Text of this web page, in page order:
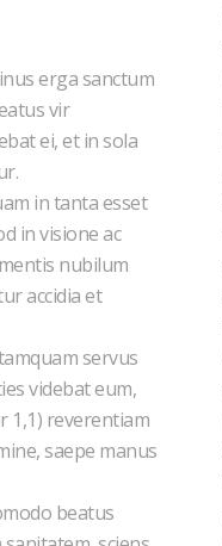
erga sanctum
vir
ei, et in sola
in tanta esset
in visione ac
nubilum
accidia et
servus
videbat eum,
1,1) reverentiam
saepe manus
beatus